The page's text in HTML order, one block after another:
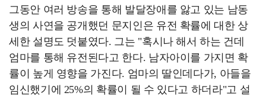
그동안 여러 방송을 통해 발달장애를 앓고 있는 남동
생의 사연을 공개했던 문지인은 유전 확률에 대한 상
세한 설명도 덧붙였다. 그는 "혹시나 해서 하는 건데
엄마를 통해 유전된다고 한다. 남자아이를 가지면 확
률이 높게 영향을 가진다. 엄마의 딸인데다가, 아들을
임신했기에 25%의 확률이 될 수 있다고 하더라"고 설